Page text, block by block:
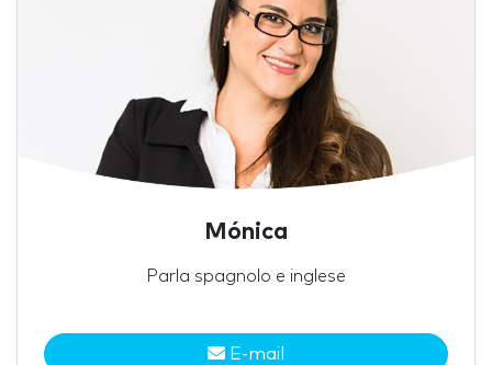
Mónica
Parla spagnolo e inglese
E-mail